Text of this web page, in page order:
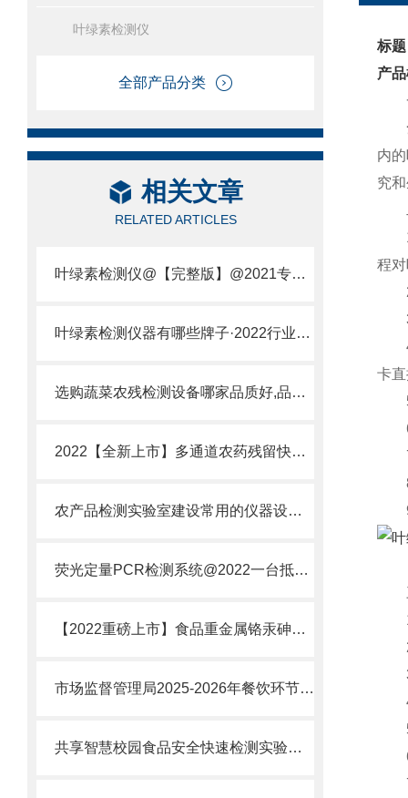
叶绿素检测仪
全部产品分类
相关文章
RELATED ARTICLES
叶绿素检测仪@【完整版】@2021专业叶绿素检测仪器仪表
叶绿素检测仪器有哪些牌子·2022行业品牌推荐
选购蔬菜农残检测设备哪家品质好,品牌厂家怎么选
2022【全新上市】多通道农药残留快速检测仪生产厂商@山东云唐厂家推荐
​农产品检测实验室建设常用的仪器设备配置清单一站式解决方案
荧光定量PCR检测系统@2022一台抵多台@精选荧光定量PCR检测系统
【2022重磅上市】食品重金属铬汞砷检测仪@高科技食品重金属铬汞砷检测
市场监督管理局2025-2026年餐饮环节食品安全检测仪器设备清单
共享智慧校园食品安全快速检测实验室建设方案—云唐厂家提供一站式解决方案
标
产
内
究
1.
程
2.
4.
卡
5.
6.
7.
8.
9.
三
1.
2.
3.
4.
5.
6.
7.